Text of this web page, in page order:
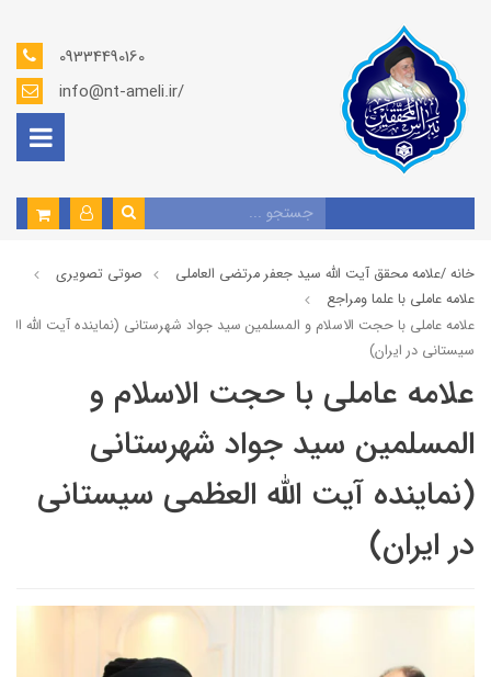
09334490160
info@nt-ameli.ir/
خانه /علامه محقق آیت الله سید جعفر مرتضی العاملی
صوتي تصويري
علامه عاملي با علما ومراجع
علامه عاملي با حجت الاسلام و المسلمین سید جواد شهرستانی (نماینده آیت الله
سیستانی در ایران)
علامه عاملي با حجت الاسلام و
المسلمین سید جواد شهرستانی
(نماینده آیت الله العظمى سیستانی
در ایران)